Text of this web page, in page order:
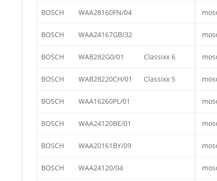
BOSCH WAA28160FN/04
BOSCH WAA24167GB/32
BOSCH WAB282G0/01 Classixx 6
BOSCH WAB28220CH/01 Classixx 5
BOSCH WAA16260PL/01
BOSCH WAA24120BE/01
BOSCH WAA20161BY/09
BOSCH WAA24120/04